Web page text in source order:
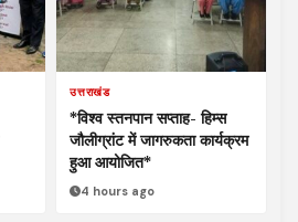
उत्तराखंड
*विश्व स्तनपान सप्ताह- हिम्स
जौलीग्रांट में जागरुकता कार्यक्रम
हुआ आयोजित*
4 hours ago